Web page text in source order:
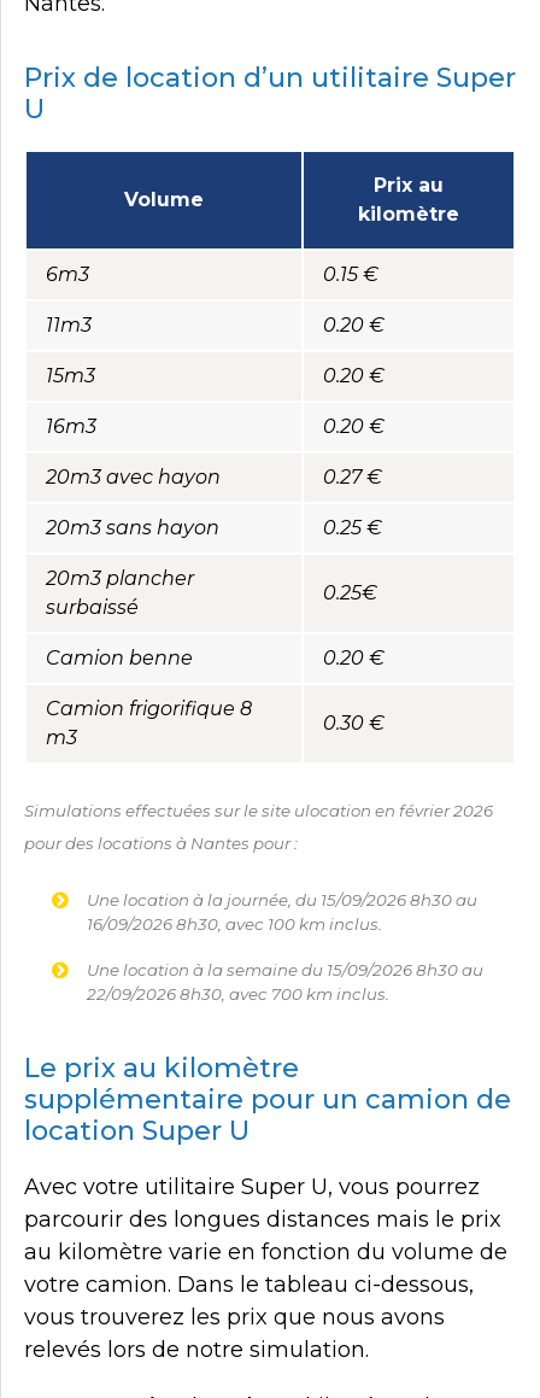
Prix de location d’un utilitaire Super
U
Volume
Prix au
kilomètre
6m3 0.15 €
11m3 0.20 €
15m3 0.20 €
16m3 0.20 €
20m3 avec hayon 0.27 €
20m3 sans hayon 0.25 €
20m3 plancher
surbaissé
0.25€
Camion benne 0.20 €
Camion frigorifique 8
m3
0.30 €
Simulations effectuées sur le site ulocation en février 2026
pour des locations à Nantes pour :
Une location à la journée, du 15/09/2026 8h30 au
16/09/2026 8h30, avec 100 km inclus.
Une location à la semaine du 15/09/2026 8h30 au
22/09/2026 8h30, avec 700 km inclus.
Le prix au kilomètre
supplémentaire pour un camion de
location Super U
Avec votre utilitaire Super U, vous pourrez
parcourir des longues distances mais le prix
au kilomètre varie en fonction du volume de
votre camion. Dans le tableau ci-dessous,
vous trouverez les prix que nous avons
relevés lors de notre simulation.